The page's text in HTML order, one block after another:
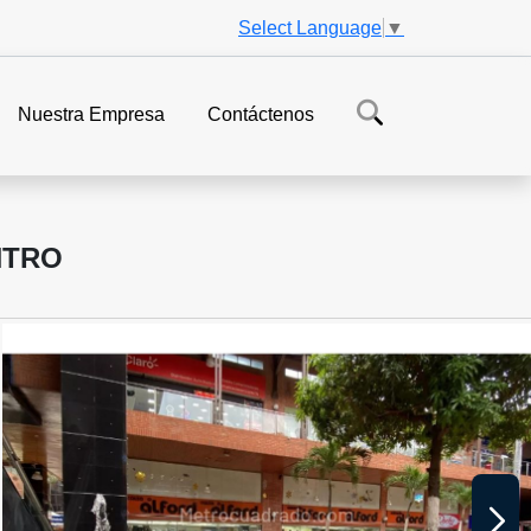
Select Language ▼
Nuestra Empresa Contáctenos